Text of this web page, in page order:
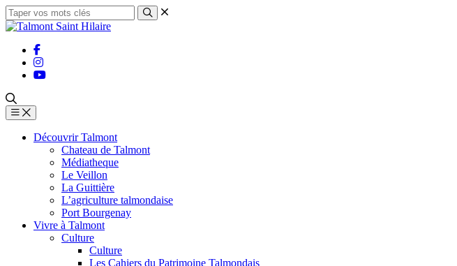
Découvrir Talmont
Chateau de Talmont
Médiatheque
Le Veillon
La Guittière
L’agriculture talmondaise
Port Bourgenay
Vivre à Talmont
Culture
Culture
Les Cahiers du Patrimoine Talmondais